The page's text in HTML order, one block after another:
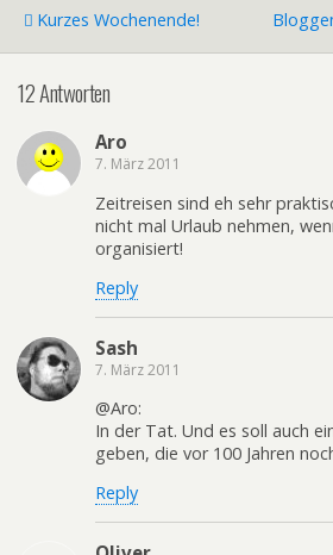
Kurzes Wochenende!
12 Antworten
Aro
7. März 2011
Zeitreisen sind eh sehr
nicht mal Urlaub nehmen,
organisiert!
Reply
Sash
7. März 2011
@Aro:
In der Tat. Und es soll auch
geben, die vor 100 Jahren
Reply